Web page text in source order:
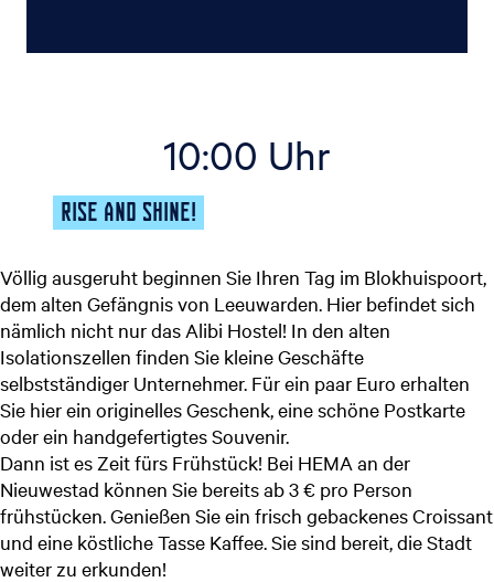
10:00 Uhr
RISE AND SHINE!
Völlig ausgeruht beginnen Sie Ihren Tag im Blokhuispoort,
dem alten Gefängnis von Leeuwarden. Hier befindet sich
nämlich nicht nur das Alibi Hostel! In den alten
Isolationszellen finden Sie kleine Geschäfte
selbstständiger Unternehmer. Für ein paar Euro erhalten
Sie hier ein originelles Geschenk, eine schöne Postkarte
oder ein handgefertigtes Souvenir.
Dann ist es Zeit fürs Frühstück! Bei HEMA an der
Nieuwestad können Sie bereits ab 3 € pro Person
frühstücken. Genießen Sie ein frisch gebackenes Croissant
und eine köstliche Tasse Kaffee. Sie sind bereit, die Stadt
weiter zu erkunden!